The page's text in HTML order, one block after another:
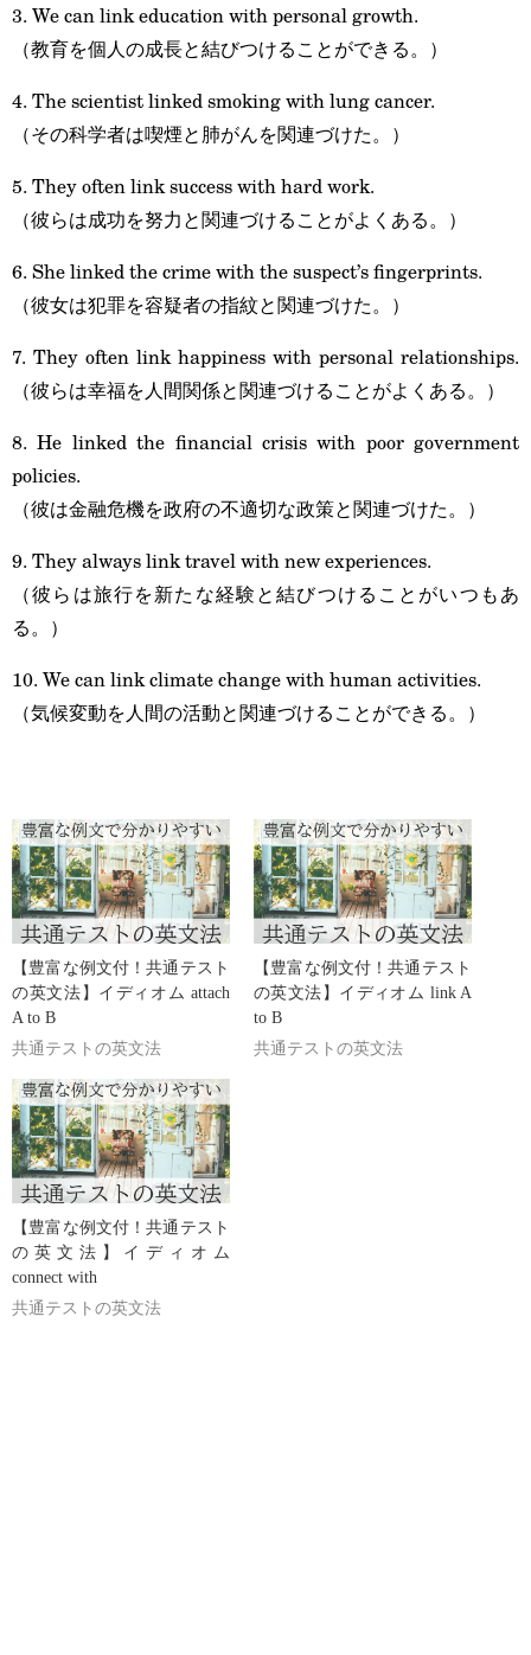
3. We can link education with personal growth.
（教育を個人の成長と結びつけることができる。）
4. The scientist linked smoking with lung cancer.
（その科学者は喫煙と肺がんを関連づけた。）
5. They often link success with hard work.
（彼らは成功を努力と関連づけることがよくある。）
6. She linked the crime with the suspect’s fingerprints.
（彼女は犯罪を容疑者の指紋と関連づけた。）
7. They often link happiness with personal relationships.
（彼らは幸福を人間関係と関連づけることがよくある。）
8. He linked the financial crisis with poor government
policies.
（彼は金融危機を政府の不適切な政策と関連づけた。）
9. They always link travel with new experiences.
（彼らは旅行を新たな経験と結びつけることがいつもあ
る。）
10. We can link climate change with human activities.
（気候変動を人間の活動と関連づけることができる。）
【豊富な例文付！共通テスト
の英文法】イディオム attach
A to B
共通テストの英文法
【豊富な例文付！共通テスト
の英文法】イディオム link A
to B
共通テストの英文法
【豊富な例文付！共通テスト
の英文法】イディオム
connect with
共通テストの英文法